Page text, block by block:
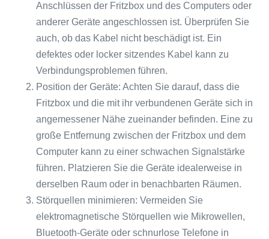
Anschlüssen der Fritzbox und des Computers oder
anderer Geräte angeschlossen ist. Überprüfen Sie
auch, ob das Kabel nicht beschädigt ist. Ein
defektes oder locker sitzendes Kabel kann zu
Verbindungsproblemen führen.
Position der Geräte: Achten Sie darauf, dass die
Fritzbox und die mit ihr verbundenen Geräte sich in
angemessener Nähe zueinander befinden. Eine zu
große Entfernung zwischen der Fritzbox und dem
Computer kann zu einer schwachen Signalstärke
führen. Platzieren Sie die Geräte idealerweise in
derselben Raum oder in benachbarten Räumen.
Störquellen minimieren: Vermeiden Sie
elektromagnetische Störquellen wie Mikrowellen,
Bluetooth-Geräte oder schnurlose Telefone in